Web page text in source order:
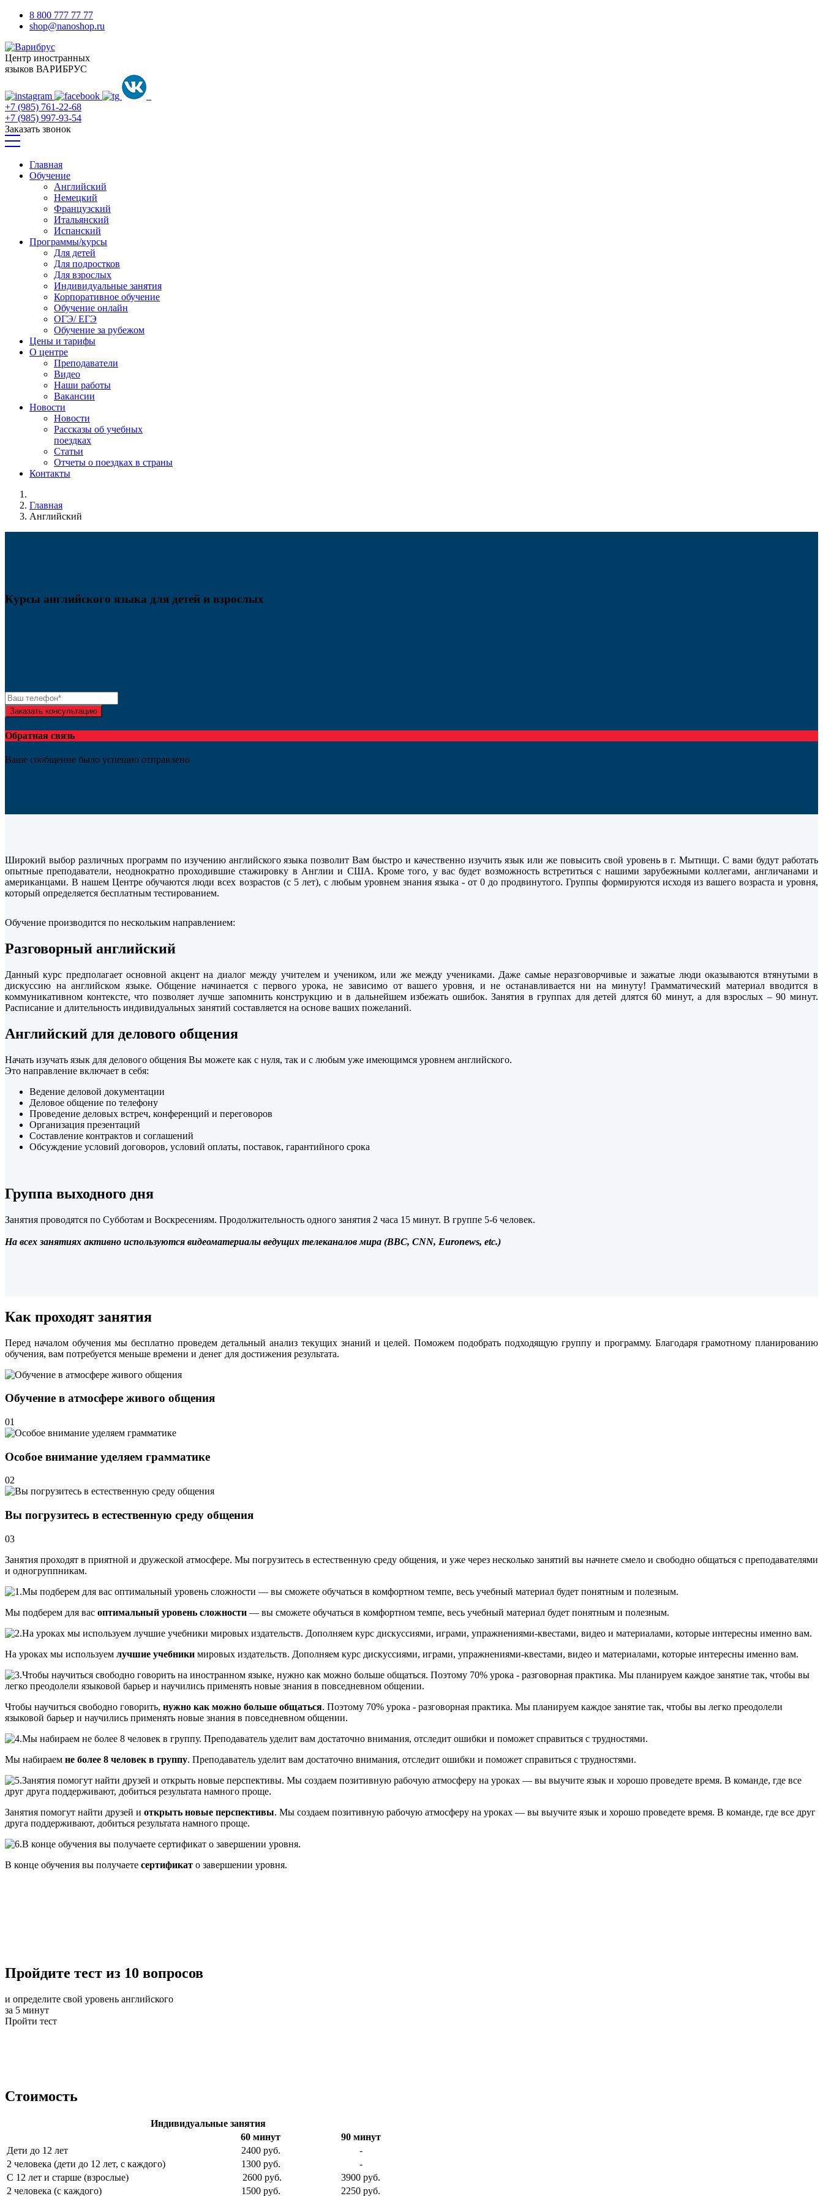
8 800 777 77 77
shop@nanoshop.ru
Центр иностранных
языков ВАРИБРУС
+7 (985) 761-22-68
+7 (985) 997-93-54
Заказать звонок
Главная
Обучение
Английский
Немецкий
Французский
Итальянский
Испанский
Программы/курсы
Для детей
Для подростков
Для взрослых
Индивидуальные занятия
Корпоративное обучение
Обучение онлайн
ОГЭ/ ЕГЭ
Обучение за рубежом
Цены и тарифы
О центре
Преподаватели
Видео
Наши работы
Вакансии
Новости
Новости
Рассказы об учебных
поездках
Статьи
Отчеты о поездках в страны
Контакты
Главная
Английский
Курсы английского языка для детей и взрослых
Заказать консультацию
Обратная связь
Ваше сообщение было успешно отправлено
Широкий выбор различных программ по изучению английского языка позволит Вам быстро и качественно изучить язык или же повысить свой уровень в г. Мытищи. С вами будут работать
опытные преподаватели, неоднократно проходившие стажировку в Англии и США. Кроме того, у вас будет возможность встретиться с нашими зарубежными коллегами, англичанами и
американцами. В нашем Центре обучаются люди всех возрастов (с 5 лет), с любым уровнем знания языка - от 0 до продвинутого. Группы формируются исходя из вашего возраста и уровня,
который определяется бесплатным тестированием.
Обучение производится по нескольким направлением:
Разговорный английский
Данный курс предполагает основной акцент на диалог между учителем и учеником, или же между учениками. Даже самые неразговорчивые и зажатые люди оказываются втянутыми в
дискуссию на английском языке. Общение начинается с первого урока, не зависимо от вашего уровня, и не останавливается ни на минуту! Грамматический материал вводится в
коммуникативном контексте, что позволяет лучше запомнить конструкцию и в дальнейшем избежать ошибок. Занятия в группах для детей длятся 60 минут, а для взрослых – 90 минут.
Расписание и длительность индивидуальных занятий составляется на основе ваших пожеланий.
Английский для делового общения
Начать изучать язык для делового общения Вы можете как с нуля, так и с любым уже имеющимся уровнем английского.
Это направление включает в себя:
Ведение деловой документации
Деловое общение по телефону
Проведение деловых встреч, конференций и переговоров
Организация презентаций
Составление контрактов и соглашений
Обсуждение условий договоров, условий оплаты, поставок, гарантийного срока
Группа выходного дня
Занятия проводятся по Субботам и Воскресениям. Продолжительность одного занятия 2 часа 15 минут. В группе 5-6 человек.
На всех занятиях активно используются видеоматериалы ведущих телеканалов мира (BBC, CNN, Euronews, etc.)
Как проходят занятия
Перед началом обучения мы бесплатно проведем детальный анализ текущих знаний и целей. Поможем подобрать подходящую группу и программу. Благодаря грамотному планированию
обучения, вам потребуется меньше времени и денег для достижения результата.
Обучение в атмосфере живого общения
01
Особое внимание уделяем грамматике
02
Вы погрузитесь в естественную среду общения
03
Занятия проходят в приятной и дружеской атмосфере. Мы погрузитесь в естественную среду общения, и уже через несколько занятий вы начнете смело и свободно общаться с преподавателями
и одногруппникам.
Мы подберем для вас оптимальный уровень сложности — вы сможете обучаться в комфортном темпе, весь учебный материал будет понятным и полезным.
На уроках мы используем лучшие учебники мировых издательств. Дополняем курс дискуссиями, играми, упражнениями-квестами, видео и материалами, которые интересны именно вам.
Чтобы научиться свободно говорить, нужно как можно больше общаться. Поэтому 70% урока - разговорная практика. Мы планируем каждое занятие так, чтобы вы легко преодолели
языковой барьер и научились применять новые знания в повседневном общении.
Мы набираем не более 8 человек в группу. Преподаватель уделит вам достаточно внимания, отследит ошибки и поможет справиться с трудностями.
Занятия помогут найти друзей и открыть новые перспективы. Мы создаем позитивную рабочую атмосферу на уроках — вы выучите язык и хорошо проведете время. В команде, где все друг
друга поддерживают, добиться результата намного проще.
В конце обучения вы получаете сертификат о завершении уровня.
Пройдите тест из 10 вопросов
и определите свой уровень английского
за 5 минут
Пройти тест
Стоимость
Индивидуальные занятия
60 минут
90 минут
Дети до 12 лет
2400 руб.
-
2 человека (дети до 12 лет, с каждого)
1300 руб.
-
С 12 лет и старше (взрослые)
2600 руб.
3900 руб.
2 человека (с каждого)
1500 руб. 2250 руб.